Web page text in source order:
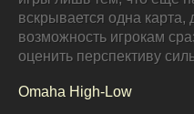
вскрывается одна
возможность игрокам
оценить перспективу
Omaha High-Low